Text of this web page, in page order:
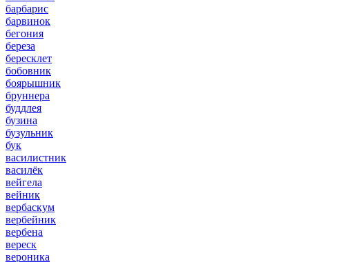
барбарис
барвинок
бегония
береза
бересклет
бобовник
боярышник
бруннера
буддлея
бузина
бузульник
бук
василистник
василёк
вейгела
вейник
вербаскум
вербейник
вербена
вереск
вероника